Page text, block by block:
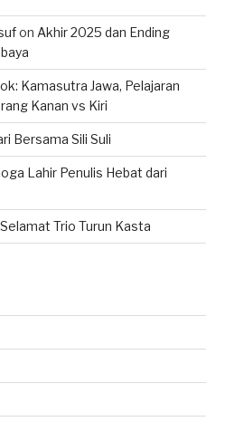
on Akhir 2025 dan Ending
Kamasutra Jawa, Pelajaran
Kanan vs Kiri
Bersama Sili Suli
Lahir Penulis Hebat dari
Selamat Trio Turun Kasta